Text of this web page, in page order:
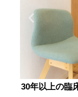
30年以上の臨